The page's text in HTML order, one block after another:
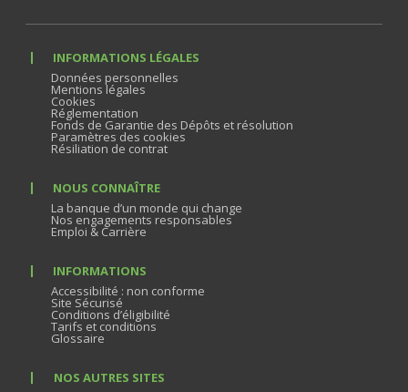
INFORMATIONS LÉGALES
Données personnelles
Mentions légales
Cookies
Réglementation
Fonds de Garantie des Dépôts et résolution
Paramètres des cookies
Résiliation de contrat
NOUS CONNAÎTRE
La banque d’un monde qui change
Nos engagements responsables
Emploi & Carrière
INFORMATIONS
Accessibilité : non conforme
Site Sécurisé
Conditions d’éligibilité
Tarifs et conditions
Glossaire
NOS AUTRES SITES